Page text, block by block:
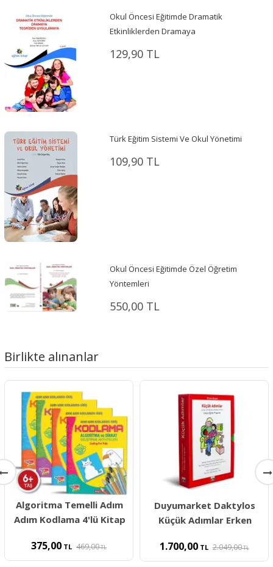
Okul Öncesi Eğitimde Dramatik
Etkinliklerden Dramaya
129,90 TL
Türk Eğitim Sistemi Ve Okul Yönetimi
109,90 TL
Okul Öncesi Eğitimde Özel Öğretim
Yöntemleri
550,00 TL
Birlikte alınanlar
Algoritma Temelli Adım
Adım Kodlama 4'lü Kitap
375,00 TL 469,00TL
Duyumarket Daktylos
Küçük Adımlar Erken
1.700,00TL 2.049,00TL